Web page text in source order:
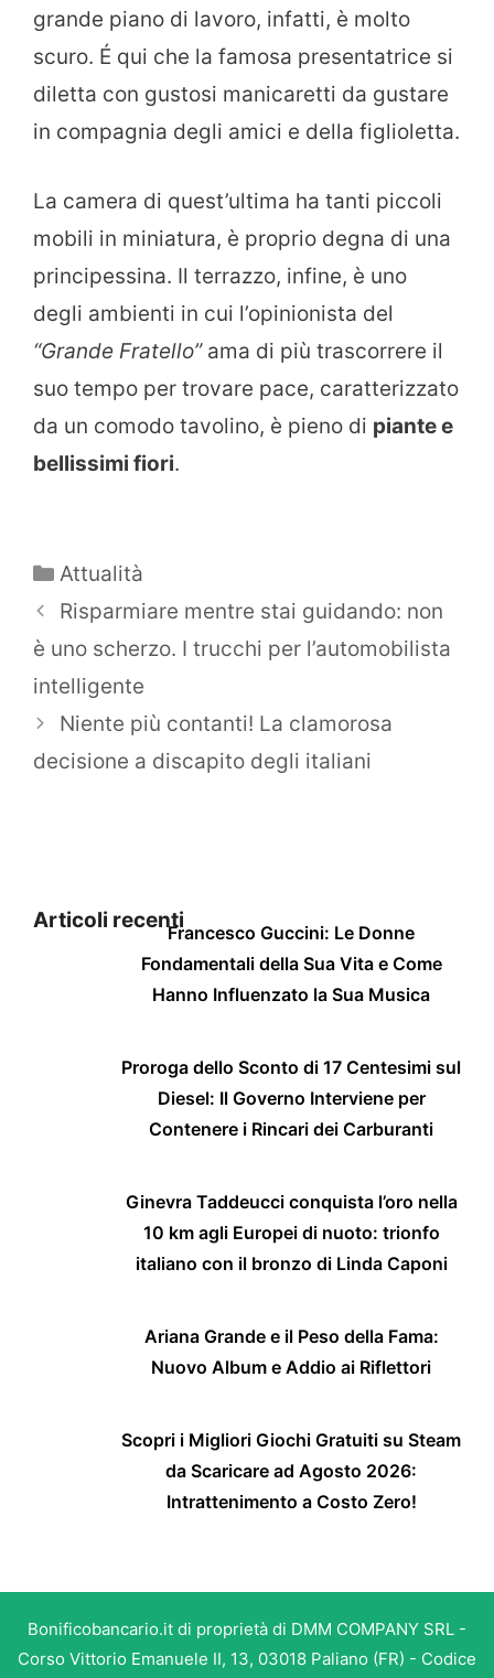
grande piano di lavoro, infatti, è molto
scuro. É qui che la famosa presentatrice si
diletta con gustosi manicaretti da gustare
in compagnia degli amici e della figlioletta.
La camera di quest’ultima ha tanti piccoli
mobili in miniatura, è proprio degna di una
principessina. Il terrazzo, infine, è uno
degli ambienti in cui l’opinionista del
“Grande Fratello”ama di più trascorrere il
suo tempo per trovare pace, caratterizzato
da un comodo tavolino, è pieno di piante e
bellissimi fiori.
Categorie
Attualità
Risparmiare mentre stai guidando: non
è uno scherzo. I trucchi per l’automobilista
intelligente
Niente più contanti! La clamorosa
decisione a discapito degli italiani
Articoli recentiFrancesco Guccini: Le Donne
Fondamentali della Sua Vita e Come
Hanno Influenzato la Sua Musica
Proroga dello Sconto di 17 Centesimi sul
Diesel: Il Governo Interviene per
Contenere i Rincari dei Carburanti
Ginevra Taddeucci conquista l’oro nella
10 km agli Europei di nuoto: trionfo
italiano con il bronzo di Linda Caponi
Ariana Grande e il Peso della Fama:
Nuovo Album e Addio ai Riflettori
Scopri i Migliori Giochi Gratuiti su Steam
da Scaricare ad Agosto 2026:
Intrattenimento a Costo Zero!
Bonificobancario.it di proprietà di DMM COMPANY SRL -
Corso Vittorio Emanuele II, 13, 03018 Paliano (FR) - Codice